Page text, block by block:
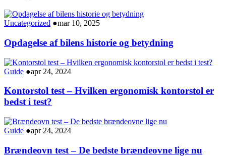
Uncategorized ●mar 10, 2025
Opdagelse af bilens historie og betydning
Guide ●apr 24, 2024
Kontorstol test – Hvilken ergonomisk kontorstol er
bedst i test?
Guide ●apr 24, 2024
Brændeovn test – De bedste brændeovne lige nu